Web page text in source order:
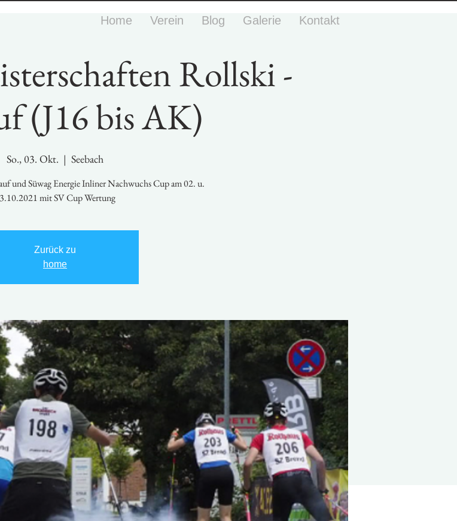
Home Verein Blog Galerie Kontakt
Rollski -
(J16 bis AK)
So., 03. Okt.
  |
Seebach
und Süwag Energie Inliner Nachwuchs Cup am 02. u.
mit SV Cup Wertung
Zurück zu
home